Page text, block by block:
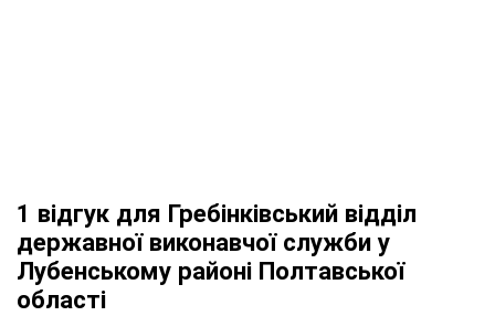
1 відгук для Гребінківський відділ
державної виконавчої служби у
Лубенському районі Полтавської
області